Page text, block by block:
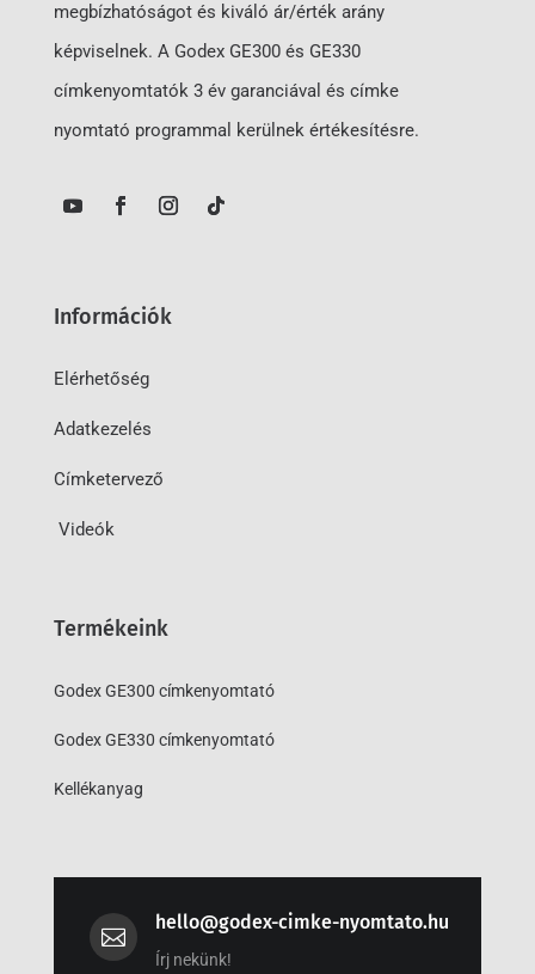
megbízhatóságot és kiváló ár/érték arány
képviselnek. A Godex GE300 és GE330
címkenyomtatók 3 év garanciával és címke
nyomtató programmal kerülnek értékesítésre.
Információk
Elérhetőség
Adatkezelés
Címketervező
Videók
Termékeink
Godex GE300 címkenyomtató
Godex GE330 címkenyomtató
Kellékanyag

hello@godex-cimke-nyomtato.hu
Írj nekünk!